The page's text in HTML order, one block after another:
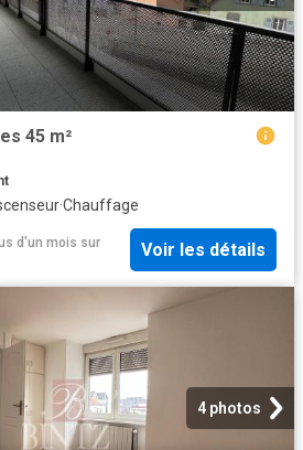
45 m²
·Chauffage
d'un mois sur
Voir les détails
4 photos